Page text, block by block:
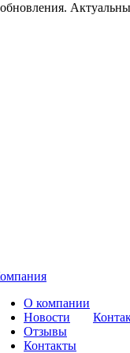
О компании
Новости
Отзывы
Контакты